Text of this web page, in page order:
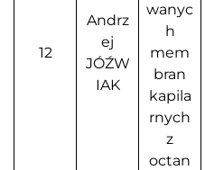
12
Andrz
ej
JÓŹW
IAK
wanyc
h
mem
bran
kapila
rnych
z
octan